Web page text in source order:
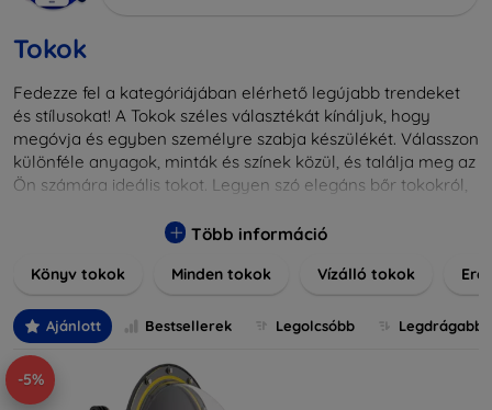
Tokok
Fedezze fel a kategóriájában elérhető legújabb trendeket
és stílusokat! A Tokok széles választékát kínáljuk, hogy
megóvja és egyben személyre szabja készülékét. Válasszon
különféle anyagok, minták és színek közül, és találja meg az
Ön számára ideális tokot. Legyen szó elegáns bőr tokokról,
nálunk mindenki megtalálja a stílusához leginkább illő
különlegesebbé eszközeit a tökéletes tokkal!
Több információ
Könyv tokok Minden tokok Vízálló tokok
Ajánlott Bestsellerek Legolcsóbb Legdrágabb
-5%